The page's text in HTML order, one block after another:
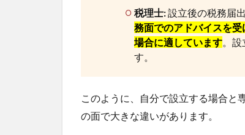
税理士:設立後の税務届
務面でのアドバイスを
場合に適しています 。
す。
このように、自分で設立する場合と
の面で大きな違いがあります。